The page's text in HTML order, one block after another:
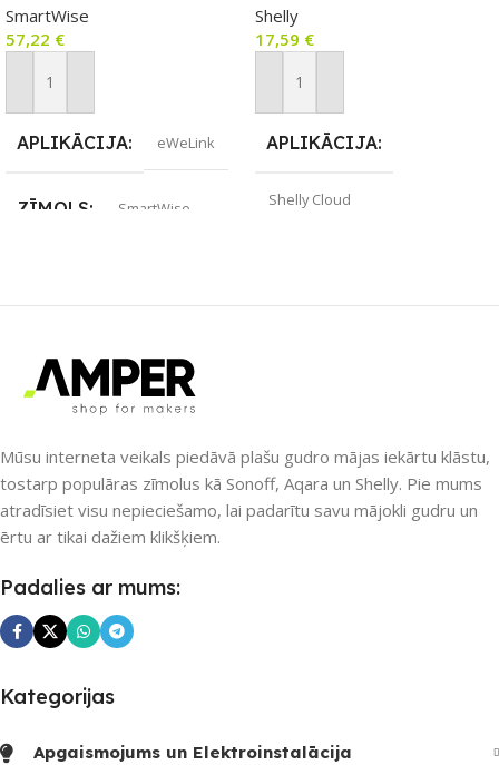
tips (5A), balts priekšējais
panelis, krāsains
SmartWise
57,22 €
Pievienot Grozam
APLIKĀCIJA eWeLink
ZĪMOLS SmartWise
UZREIZ PIEEJAMAIS
2
Shelly
17,59 €
Pievienot Grozam
APLIKĀCIJA
Shelly Cloud
4
Mūsu interneta veikals piedāvā plašu gudro mājas iekārtu klāstu,
tostarp populāras zīmolus kā Sonoff, Aqara un Shelly. Pie mums
atradīsiet visu nepieciešamo, lai padarītu savu mājokli gudru un
ērtu ar tikai dažiem klikšķiem.
Padalies ar mums:
Kategorijas
Apgaismojums un Elektroinstalācija